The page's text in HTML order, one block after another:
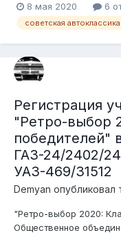
советского
сами участники
8 мая 2020 6
советская автоклассика
Регистрация
"Ретро-выбор
победителей"
ГАЗ-24/2402/
УАЗ-469/31512
Demyan опубликовал
"Ретро-выбор 2020:
Общественное